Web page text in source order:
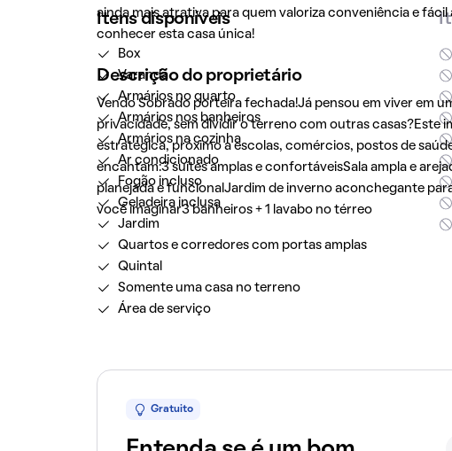
ainda mais atrativa para quem valoriza conveniência e
conhecer esta casa única!
Descrição do proprietário
Vendo Sobrado porteira fechada!Já pensou em viver em
privacidade, sem dividir o terreno com outras casas?Este
estratégica, próximo a escolas, comércios, postos de
encantam:3 suítes amplas e confortáveisSala ampla e
planejada e funcionalJardim de inverno aconchegante
você imaginar3 banheiros + 1 lavabo no térreo
Itens disponíveis
Box
Varanda
Armários no quarto
Armários nos banheiros
Armários na cozinha
Ar condicionado
Fogão incluso
Geladeira inclusa
Jardim
Quartos e corredores com portas amplas
Quintal
Somente uma casa no terreno
Área de serviço
Gratuito